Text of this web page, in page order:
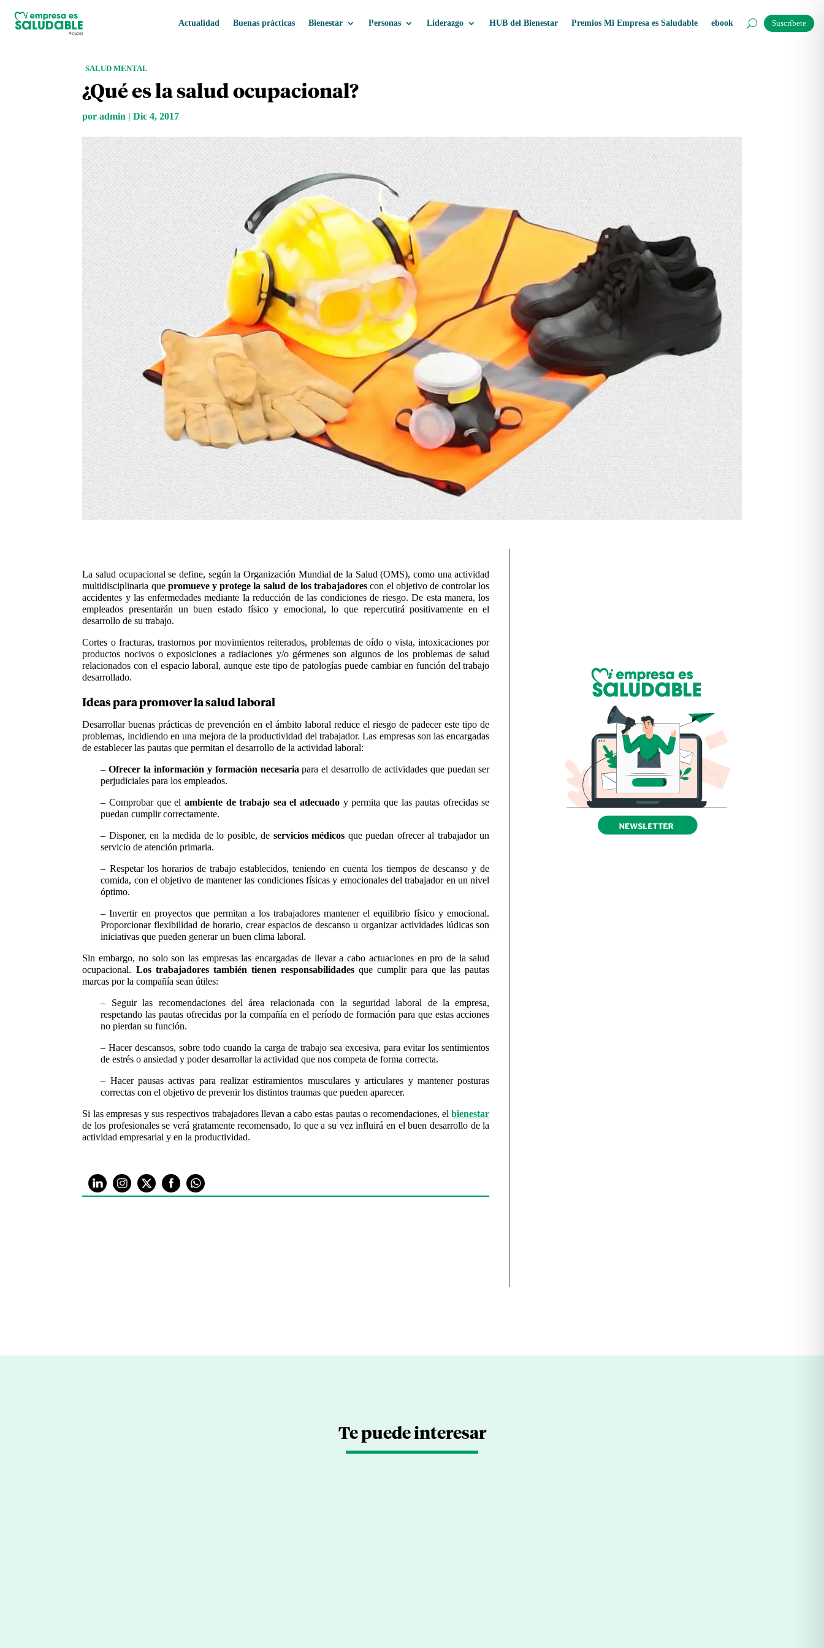
Actualidad Buenas prácticas Bienestar Personas Liderazgo HUB del Bienestar Premios Mi Empresa es Saludable ebook Suscríbete
SALUD MENTAL
¿Qué es la salud ocupacional?
poradmin |Dic 4, 2017
La salud ocupacional se define, según la Organización Mundial de la Salud (OMS), como una actividad
multidisciplinaria que promueve y protege la salud de los trabajadores con el objetivo de controlar los
accidentes y las enfermedades mediante la reducción de las condiciones de riesgo. De esta manera, los
empleados presentarán un buen estado físico y emocional, lo que repercutirá positivamente en el
desarrollo de su trabajo.
Cortes o fracturas, trastornos por movimientos reiterados, problemas de oído o vista, intoxicaciones por
productos nocivos o exposiciones a radiaciones y/o gérmenes son algunos de los problemas de salud
relacionados con el espacio laboral, aunque este tipo de patologías puede cambiar en función del trabajo
desarrollado.
Ideas para promover la salud laboral
Desarrollar buenas prácticas de prevención en el ámbito laboral reduce el riesgo de padecer este tipo de
problemas, incidiendo en una mejora de la productividad del trabajador. Las empresas son las encargadas
de establecer las pautas que permitan el desarrollo de la actividad laboral:
–Ofrecer la información y formación necesariapara el desarrollo de actividades que puedan ser
perjudiciales para los empleados.
– Comprobar que el ambiente de trabajo sea el adecuado y permita que las pautas ofrecidas se
puedan cumplir correctamente.
– Disponer, en la medida de lo posible, de servicios médicos que puedan ofrecer al trabajador un
servicio de atención primaria.
– Respetar los horarios de trabajo establecidos, teniendo en cuenta los tiempos de descanso y de
comida, con el objetivo de mantener las condiciones físicas y emocionales del trabajador en un nivel
óptimo.
– Invertir en proyectos que permitan a los trabajadores mantener el equilibrio físico y emocional.
Proporcionar flexibilidad de horario, crear espacios de descanso u organizar actividades lúdicas son
iniciativas que pueden generar un buen clima laboral.
Sin embargo, no solo son las empresas las encargadas de llevar a cabo actuaciones en pro de la salud
ocupacional. Los trabajadores también tienen responsabilidadesque cumplir para que las pautas
marcas por la compañía sean útiles:
– Seguir las recomendaciones del área relacionada con la seguridad laboral de la empresa,
respetando las pautas ofrecidas por la compañía en el período de formación para que estas acciones
no pierdan su función.
– Hacer descansos, sobre todo cuando la carga de trabajo sea excesiva, para evitar los sentimientos
de estrés o ansiedad y poder desarrollar la actividad que nos competa de forma correcta.
– Hacer pausas activas para realizar estiramientos musculares y articulares y mantener posturas
correctas con el objetivo de prevenir los distintos traumas que pueden aparecer.
Si las empresas y sus respectivos trabajadores llevan a cabo estas pautas o recomendaciones, elbienestar
de los profesionales se verá gratamente recomensado, lo que a su vez influirá en el buen desarrollo de la
actividad empresarial y en la productividad.
Te puede interesar